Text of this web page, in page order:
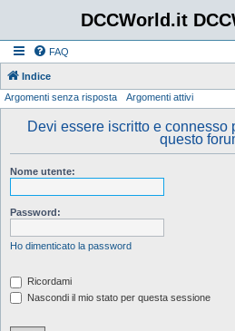
DCCWorld.it
FAQ
Indice
Argomenti senza risposta Argomenti attivi
Devi essere iscritto e connesso
questo
Nome utente:
Password:
Ho dimenticato la password
Ricordami
Nascondi il mio stato per questa sessione